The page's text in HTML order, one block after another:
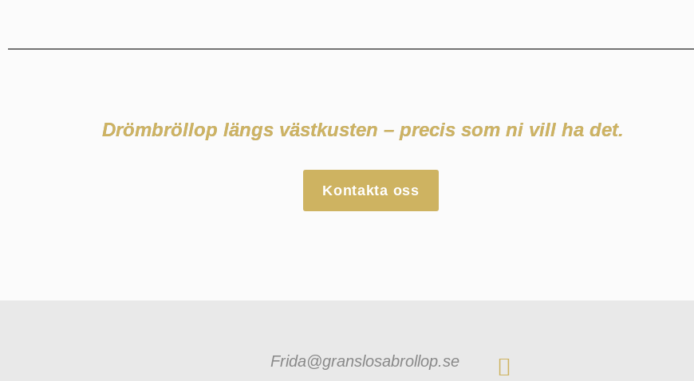
Drömbröllop längs västkusten – precis som ni vill ha det.
Kontakta oss
Frida@granslosabrollop.se